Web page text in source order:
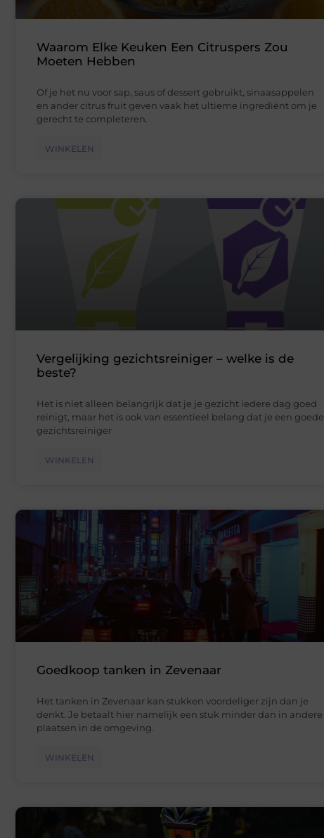
Waarom Elke Keuken Een Citruspers Zou
Moeten Hebben
Of je het nu voor sap, saus of dessert gebruikt, sinaasappelen
en ander citrus fruit geven vaak het ultieme ingrediënt om je
gerecht te completeren.
WINKELEN
Vergelijking gezichtsreiniger – welke is de
beste?
Het is niet alleen belangrijk dat je je gezicht iedere dag goed
reinigt, maar het is ook van essentieel belang dat je een goede
gezichtsreiniger
WINKELEN
Goedkoop tanken in Zevenaar
Het tanken in Zevenaar kan stukken voordeliger zijn dan je
denkt. Je betaalt hier namelijk een stuk minder dan in andere
plaatsen in de omgeving.
WINKELEN